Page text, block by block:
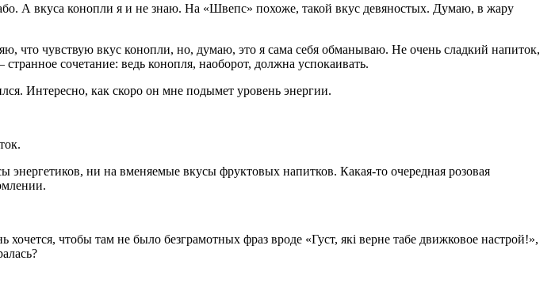
А вкуса конопли я и не знаю. На «Швепс» похоже, такой вкус девяностых. Думаю, в жару
что чувствую вкус конопли, но, думаю, это я сама себя обманываю. Не очень сладкий напиток,
сочетание: ведь конопля, наоборот, должна успокаивать.
Интересно, как скоро он мне подымет уровень энергии.
ни на вменяемые вкусы фруктовых напитков. Какая-то очередная розовая
чтобы там не было безграмотных фраз вроде «Густ, які верне табе движковое настрой!»,